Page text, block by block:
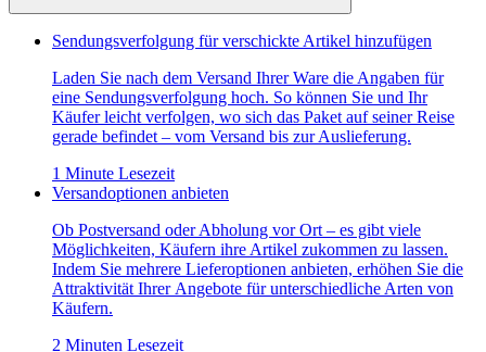
Sendungsverfolgung für verschickte Artikel hinzufügen
Laden Sie nach dem Versand Ihrer Ware die Angaben für
eine Sendungsverfolgung hoch. So können Sie und Ihr
Käufer leicht verfolgen, wo sich das Paket auf seiner Reise
gerade befindet – vom Versand bis zur Auslieferung.
1 Minute Lesezeit
Versandoptionen anbieten
Ob Postversand oder Abholung vor Ort – es gibt viele
Möglichkeiten, Käufern ihre Artikel zukommen zu lassen.
Indem Sie mehrere Lieferoptionen anbieten, erhöhen Sie die
Attraktivität Ihrer Angebote für unterschiedliche Arten von
Käufern.
2 Minuten Lesezeit